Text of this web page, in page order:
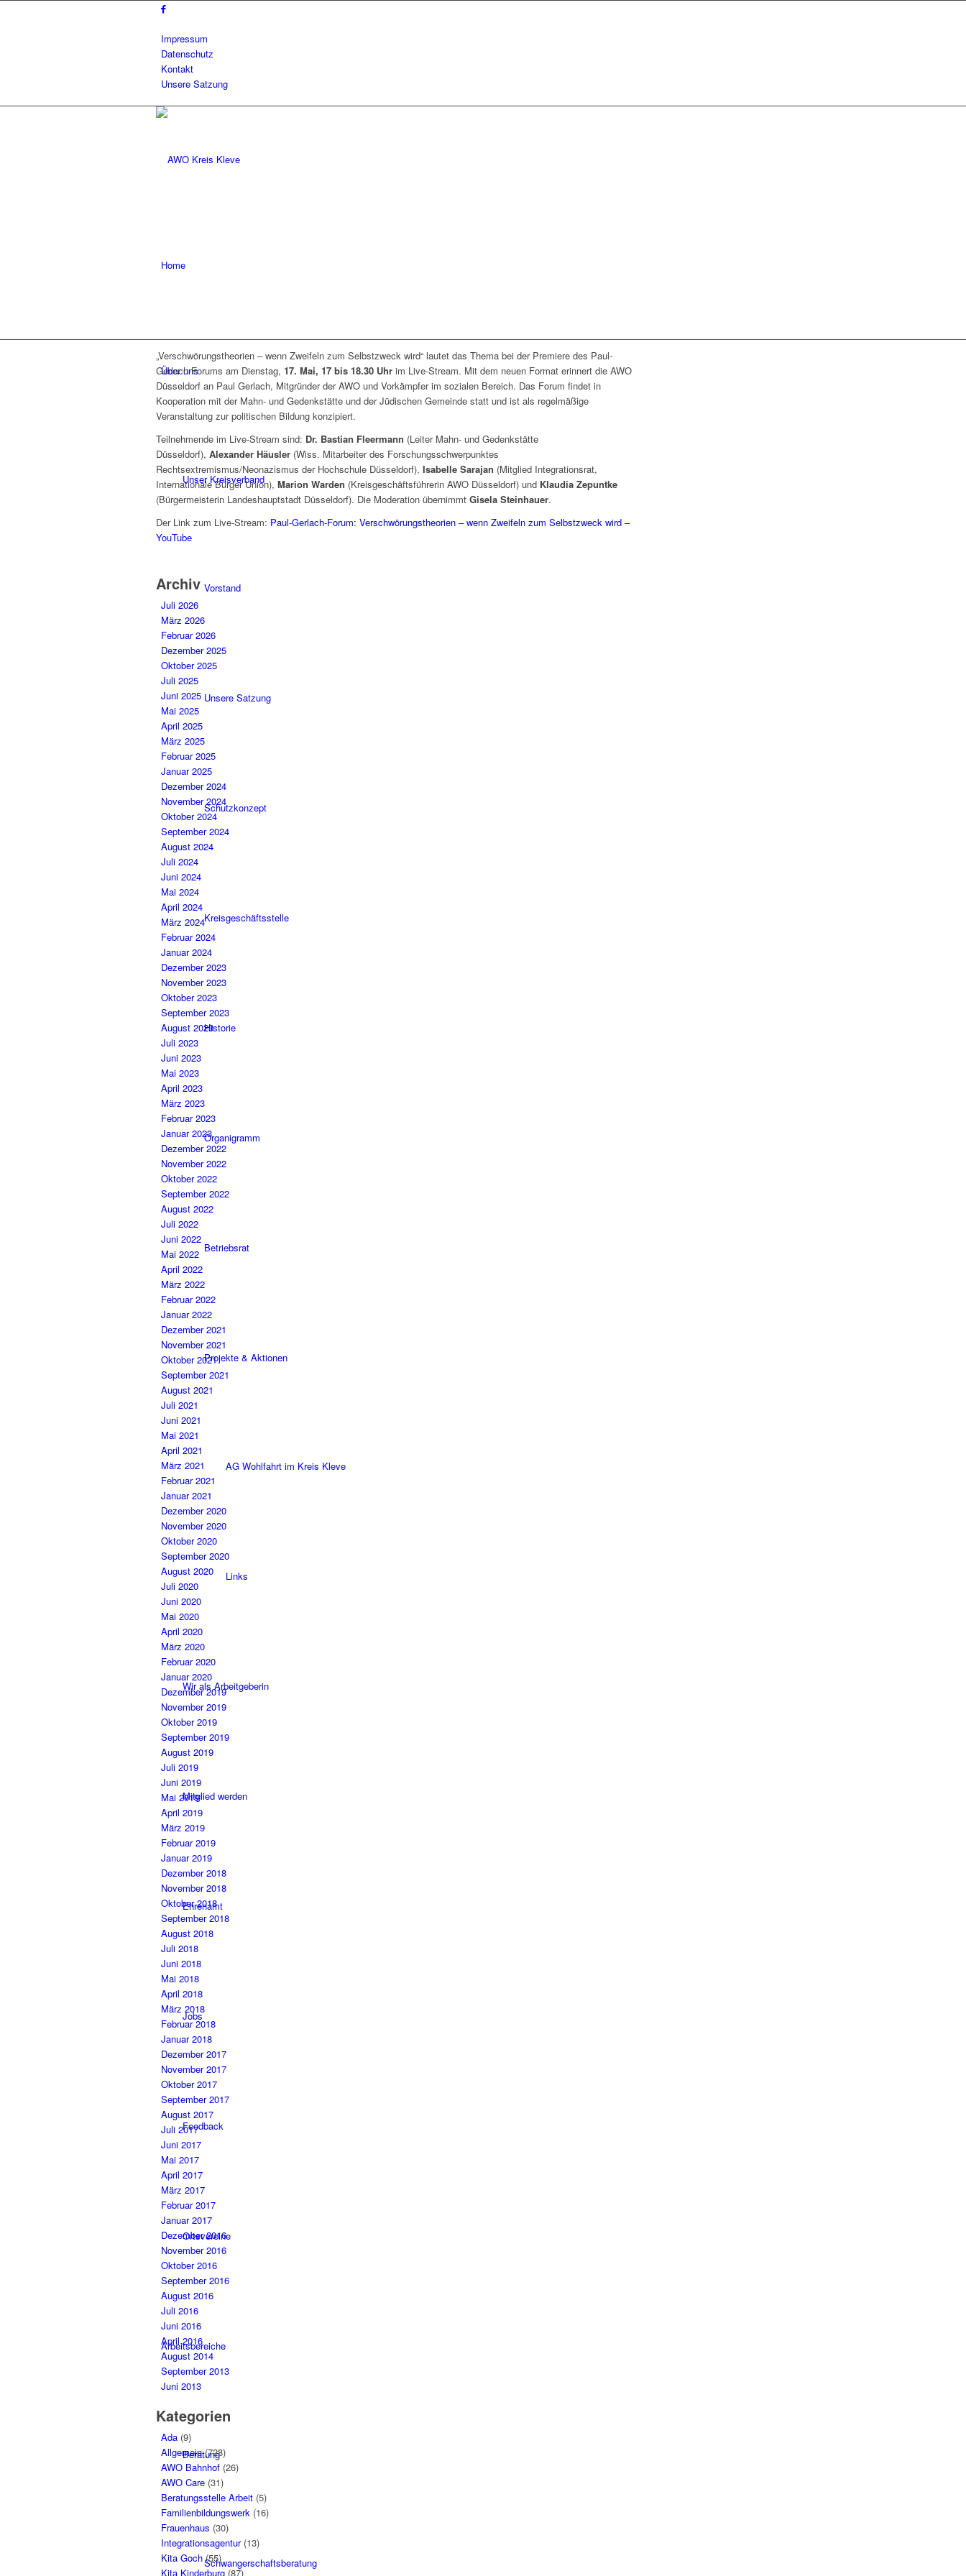
Impressum
Datenschutz
Kontakt
Unsere Satzung
Home
Über uns
Unser Kreisverband
Vorstand
Unsere Satzung
Schutzkonzept
Kreisgeschäftsstelle
Historie
Organigramm
Betriebsrat
Projekte & Aktionen
AG Wohlfahrt im Kreis Kleve
Links
Wir als Arbeitgeberin
Mitglied werden
Ehrenamt
Jobs
Feedback
Ortsvereine
Arbeitsbereiche
Beratung
Schwangerschaftsberatung
„Verschwörungstheorien – wenn Zweifeln zum Selbstzweck wird“ lautet das Thema bei der Premiere des Paul-
Gerlach-Forums am Dienstag, 17. Mai, 17 bis 18.30 Uhr im Live-Stream. Mit dem neuen Format erinnert die AWO
Düsseldorf an Paul Gerlach, Mitgründer der AWO und Vorkämpfer im sozialen Bereich. Das Forum findet in
Kooperation mit der Mahn- und Gedenkstätte und der Jüdischen Gemeinde statt und ist als regelmäßige
Veranstaltung zur politischen Bildung konzipiert.
Teilnehmende im Live-Stream sind: Dr. Bastian Fleermann (Leiter Mahn- und Gedenkstätte
Düsseldorf), Alexander Häusler (Wiss. Mitarbeiter des Forschungsschwerpunktes
Rechtsextremismus/Neonazismus der Hochschule Düsseldorf), Isabelle Sarajan (Mitglied Integrationsrat,
Internationale Bürger Union), Marion Warden (Kreisgeschäftsführerin AWO Düsseldorf) und Klaudia Zepuntke
(Bürgermeisterin Landeshauptstadt Düsseldorf). Die Moderation übernimmt Gisela Steinhauer.
Der Link zum Live-Stream: Paul-Gerlach-Forum: Verschwörungstheorien – wenn Zweifeln zum Selbstzweck wird –
YouTube
Archiv
Juli 2026
März 2026
Februar 2026
Dezember 2025
Oktober 2025
Juli 2025
Juni 2025
Mai 2025
April 2025
März 2025
Februar 2025
Januar 2025
Dezember 2024
November 2024
Oktober 2024
September 2024
August 2024
Juli 2024
Juni 2024
Mai 2024
April 2024
März 2024
Februar 2024
Januar 2024
Dezember 2023
November 2023
Oktober 2023
September 2023
August 2023
Juli 2023
Juni 2023
Mai 2023
April 2023
März 2023
Februar 2023
Januar 2023
Dezember 2022
November 2022
Oktober 2022
September 2022
August 2022
Juli 2022
Juni 2022
Mai 2022
April 2022
März 2022
Februar 2022
Januar 2022
Dezember 2021
November 2021
Oktober 2021
September 2021
August 2021
Juli 2021
Juni 2021
Mai 2021
April 2021
März 2021
Februar 2021
Januar 2021
Dezember 2020
November 2020
Oktober 2020
September 2020
August 2020
Juli 2020
Juni 2020
Mai 2020
April 2020
März 2020
Februar 2020
Januar 2020
Dezember 2019
November 2019
Oktober 2019
September 2019
August 2019
Juli 2019
Juni 2019
Mai 2019
April 2019
März 2019
Februar 2019
Januar 2019
Dezember 2018
November 2018
Oktober 2018
September 2018
August 2018
Juli 2018
Juni 2018
Mai 2018
April 2018
März 2018
Februar 2018
Januar 2018
Dezember 2017
November 2017
Oktober 2017
September 2017
August 2017
Juli 2017
Juni 2017
Mai 2017
April 2017
März 2017
Februar 2017
Januar 2017
Dezember 2016
November 2016
Oktober 2016
September 2016
August 2016
Juli 2016
Juni 2016
April 2016
August 2014
September 2013
Juni 2013
Kategorien
Ada (9)
Allgemein(728)
AWO Bahnhof (26)
AWO Care (31)
Beratungsstelle Arbeit (5)
Familienbildungswerk (16)
Frauenhaus (30)
Integrationsagentur(13)
Kita Goch(55)
Kita Kinderburg (87)